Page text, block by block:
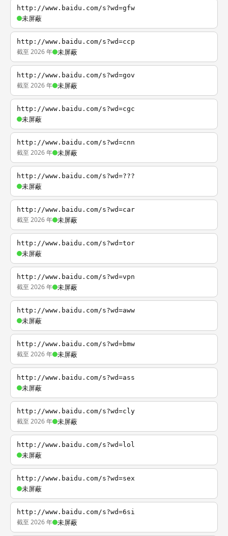
http://www.baidu.com/s?wd=gfw
未屏蔽
http://www.baidu.com/s?wd=ccp
截至 2026 年 未屏蔽
http://www.baidu.com/s?wd=gov
截至 2026 年 未屏蔽
http://www.baidu.com/s?wd=cgc
未屏蔽
http://www.baidu.com/s?wd=cnn
截至 2026 年 未屏蔽
http://www.baidu.com/s?wd=???
未屏蔽
http://www.baidu.com/s?wd=car
截至 2026 年 未屏蔽
http://www.baidu.com/s?wd=tor
未屏蔽
http://www.baidu.com/s?wd=vpn
截至 2026 年 未屏蔽
http://www.baidu.com/s?wd=aww
未屏蔽
http://www.baidu.com/s?wd=bmw
截至 2026 年 未屏蔽
http://www.baidu.com/s?wd=ass
未屏蔽
http://www.baidu.com/s?wd=cly
截至 2026 年 未屏蔽
http://www.baidu.com/s?wd=lol
未屏蔽
http://www.baidu.com/s?wd=sex
未屏蔽
http://www.baidu.com/s?wd=6si
截至 2026 年 未屏蔽